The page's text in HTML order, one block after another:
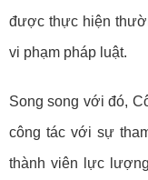
được thực hiện
vi phạm pháp luật.
Song song với đó,
công tác với sự
thành viên lực